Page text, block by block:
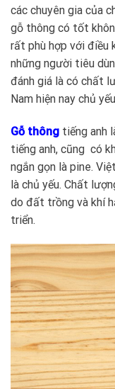
các chuyên gia của
gỗ thông có tốt
rất phù hợp với điều
những người tiêu
đánh giá là có chất
Nam hiện nay chủ
Gỗ thông tiếng anh
tiếng anh, cũng có
ngắn gọn là pine.
là chủ yếu. Chất
do đất trồng và khí
triển.